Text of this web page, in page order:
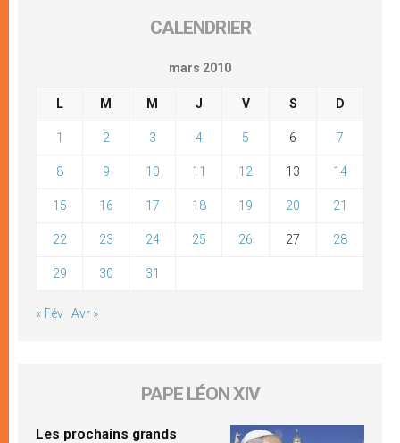
CALENDRIER
mars 2010
L M M J V S D
1 2 3 4 5 6 7
8 9 10 11 12 13 14
15 16 17 18 19 20 21
22 23 24 25 26 27 28
29 30 31
« Fév Avr »
PAPE LÉON XIV
Les prochains grands